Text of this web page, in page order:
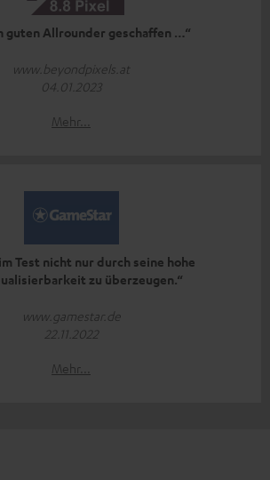
guten Allrounder geschaffen …“
www.beyondpixels.at
04.01.2023
Mehr...
Test nicht nur durch seine hohe
zu überzeugen.“
www.gamestar.de
22.11.2022
Mehr...